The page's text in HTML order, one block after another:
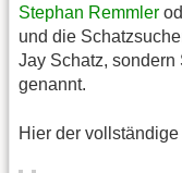
Stephan Remmler
und die
Jay Schatz,
genannt.
Hier der vollständige